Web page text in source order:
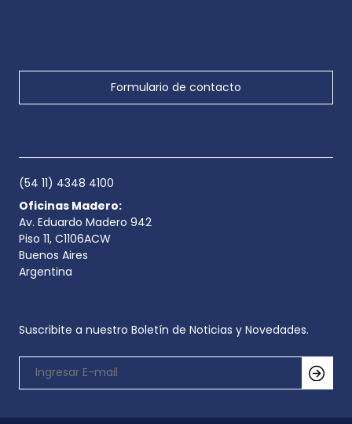
Formulario de contacto
(54 11) 4348 4100
Oficinas Madero:
Av. Eduardo Madero 942
Piso 11, C1106ACW
Buenos Aires
Argentina
Suscribite a nuestro Boletín de Noticias y Novedades.